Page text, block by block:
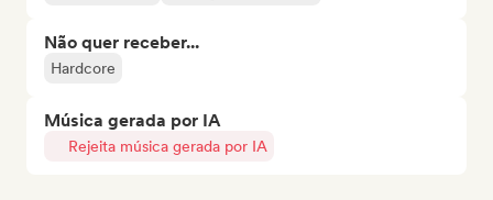
Não quer receber...
Hardcore
Música gerada por IA
Rejeita música gerada por IA